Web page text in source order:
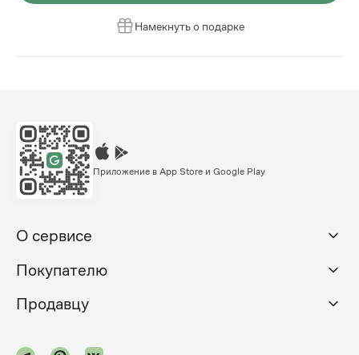
Намекнуть о подарке
Приложение в App Store и Google Play
О сервисе
Покупателю
Продавцу